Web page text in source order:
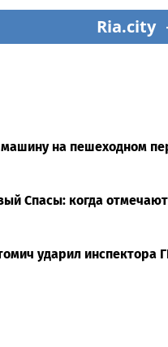
Ria.city
на пешеходном
Спасы: когда
ударил инспектора